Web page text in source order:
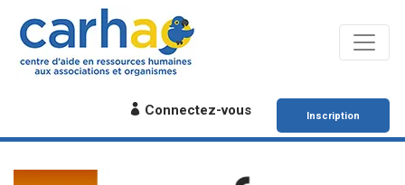
Connectez-vous Inscription